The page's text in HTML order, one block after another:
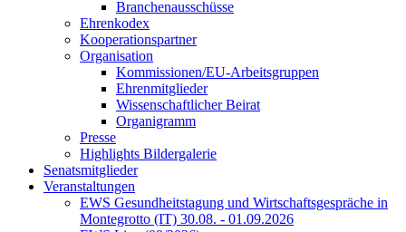
Branchenausschüsse
Ehrenkodex
Kooperationspartner
Organisation
Kommissionen/EU-Arbeitsgruppen
Ehrenmitglieder
Wissenschaftlicher Beirat
Organigramm
Presse
Highlights Bildergalerie
Senatsmitglieder
Veranstaltungen
EWS Gesundheitstagung und Wirtschaftsgespräche in
Montegrotto (IT) 30.08. - 01.09.2026